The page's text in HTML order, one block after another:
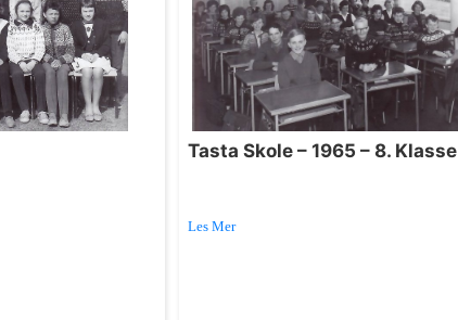
Tasta Skole – 1965 – 8. Klasse
Les Mer